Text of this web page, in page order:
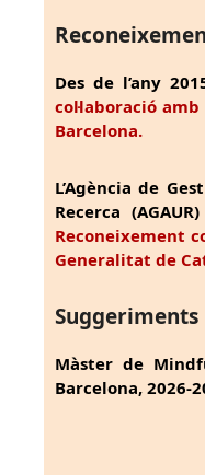
Des de l’any
col·laboració
Barcelona.
L’Agència de
Recerca
Reconeixement
Generalitat de
Suggeriments
Màster de
Barcelona, 2026-